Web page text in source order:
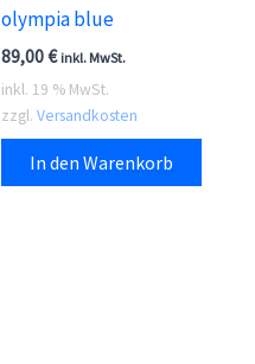
olympia blue
89,00€ inkl. MwSt.
inkl. 19 % MwSt.
zzgl. Versandkosten
In den Warenkorb